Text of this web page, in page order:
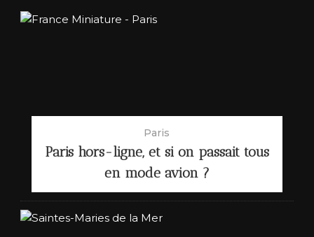
Paris
Paris hors-ligne, et si on passait tous
en mode avion ?